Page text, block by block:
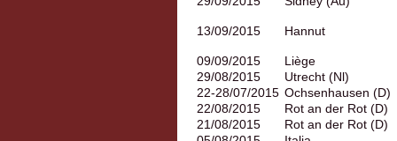
13/09/2015 Hannut
09/09/2015
Liège
29/08/2015
Utrecht (Nl)
22-28/07/2015 Ochsenhausen (D)
22/08/2015
Rot an der Rot (D)
21/08/2015
Rot an der Rot (D)